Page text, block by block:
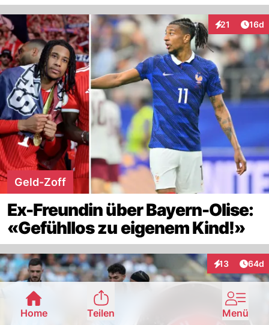
21
Interaktionen
16d
Geld-Zoff
Ex-Freundin über Bayern-Olise:
«Gefühllos zu eigenem Kind!»
13
Interaktionen
64d
Home Teilen Menü